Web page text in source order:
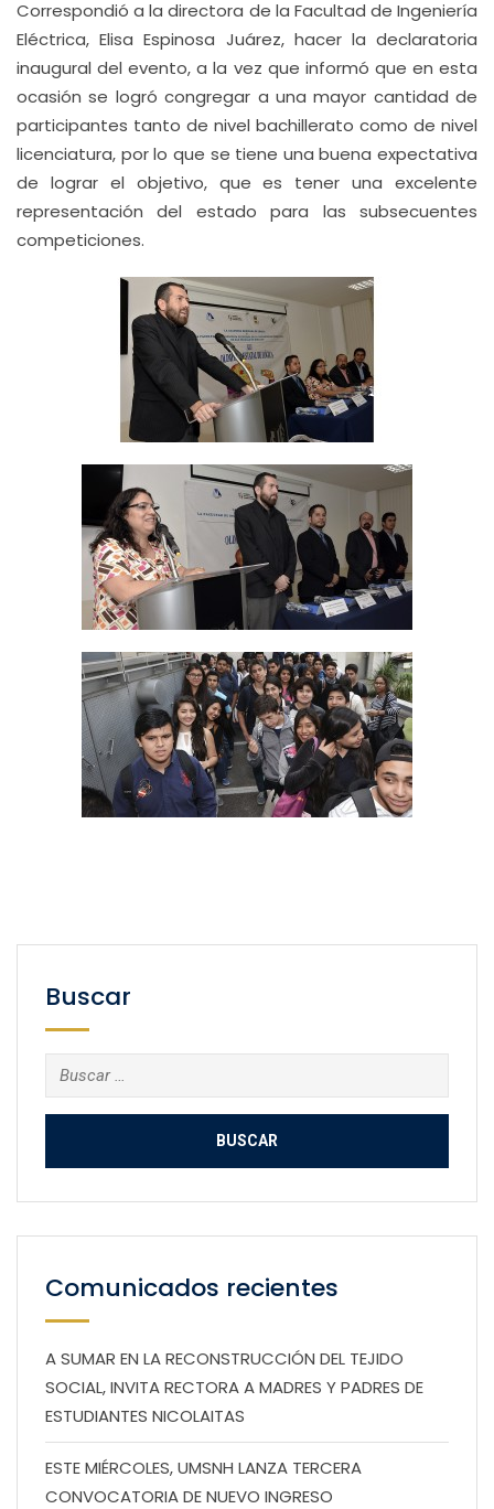
Correspondió a la directora de la Facultad de Ingeniería
Eléctrica, Elisa Espinosa Juárez, hacer la declaratoria
inaugural del evento, a la vez que informó que en esta
ocasión se logró congregar a una mayor cantidad de
participantes tanto de nivel bachillerato como de nivel
licenciatura, por lo que se tiene una buena expectativa
de lograr el objetivo, que es tener una excelente
representación del estado para las subsecuentes
competiciones.
Buscar
Buscar:
Comunicados recientes
A SUMAR EN LA RECONSTRUCCIÓN DEL TEJIDO
SOCIAL, INVITA RECTORA A MADRES Y PADRES DE
ESTUDIANTES NICOLAITAS
ESTE MIÉRCOLES, UMSNH LANZA TERCERA
CONVOCATORIA DE NUEVO INGRESO